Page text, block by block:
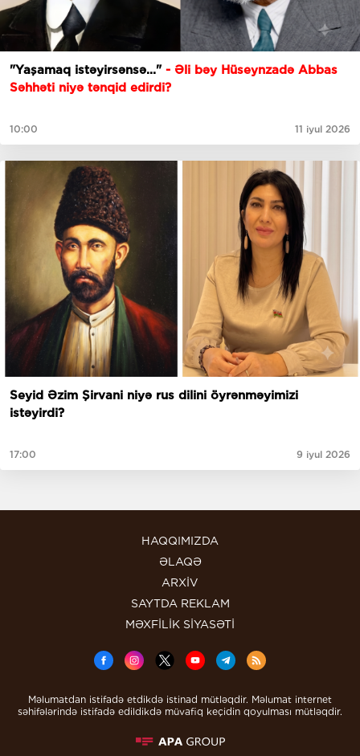
"Yaşamaq istəyirsənsə..." - Əli bəy Hüseynzadə Abbas
Səhhəti niyə tənqid edirdi?
10:00 11 iyul 2026
Seyid Əzim Şirvani niyə rus dilini öyrənməyimizi
istəyirdi?
17:00 9 iyul 2026
HAQQIMIZDA
ƏLAQƏ
ARXİV
SAYTDA REKLAM
MƏXFİLİK SİYASƏTİ
Məlumatdan istifadə etdikdə istinad mütləqdir. Məlumat internet
səhifələrində istifadə edildikdə müvafiq keçidin qoyulması mütləqdir.